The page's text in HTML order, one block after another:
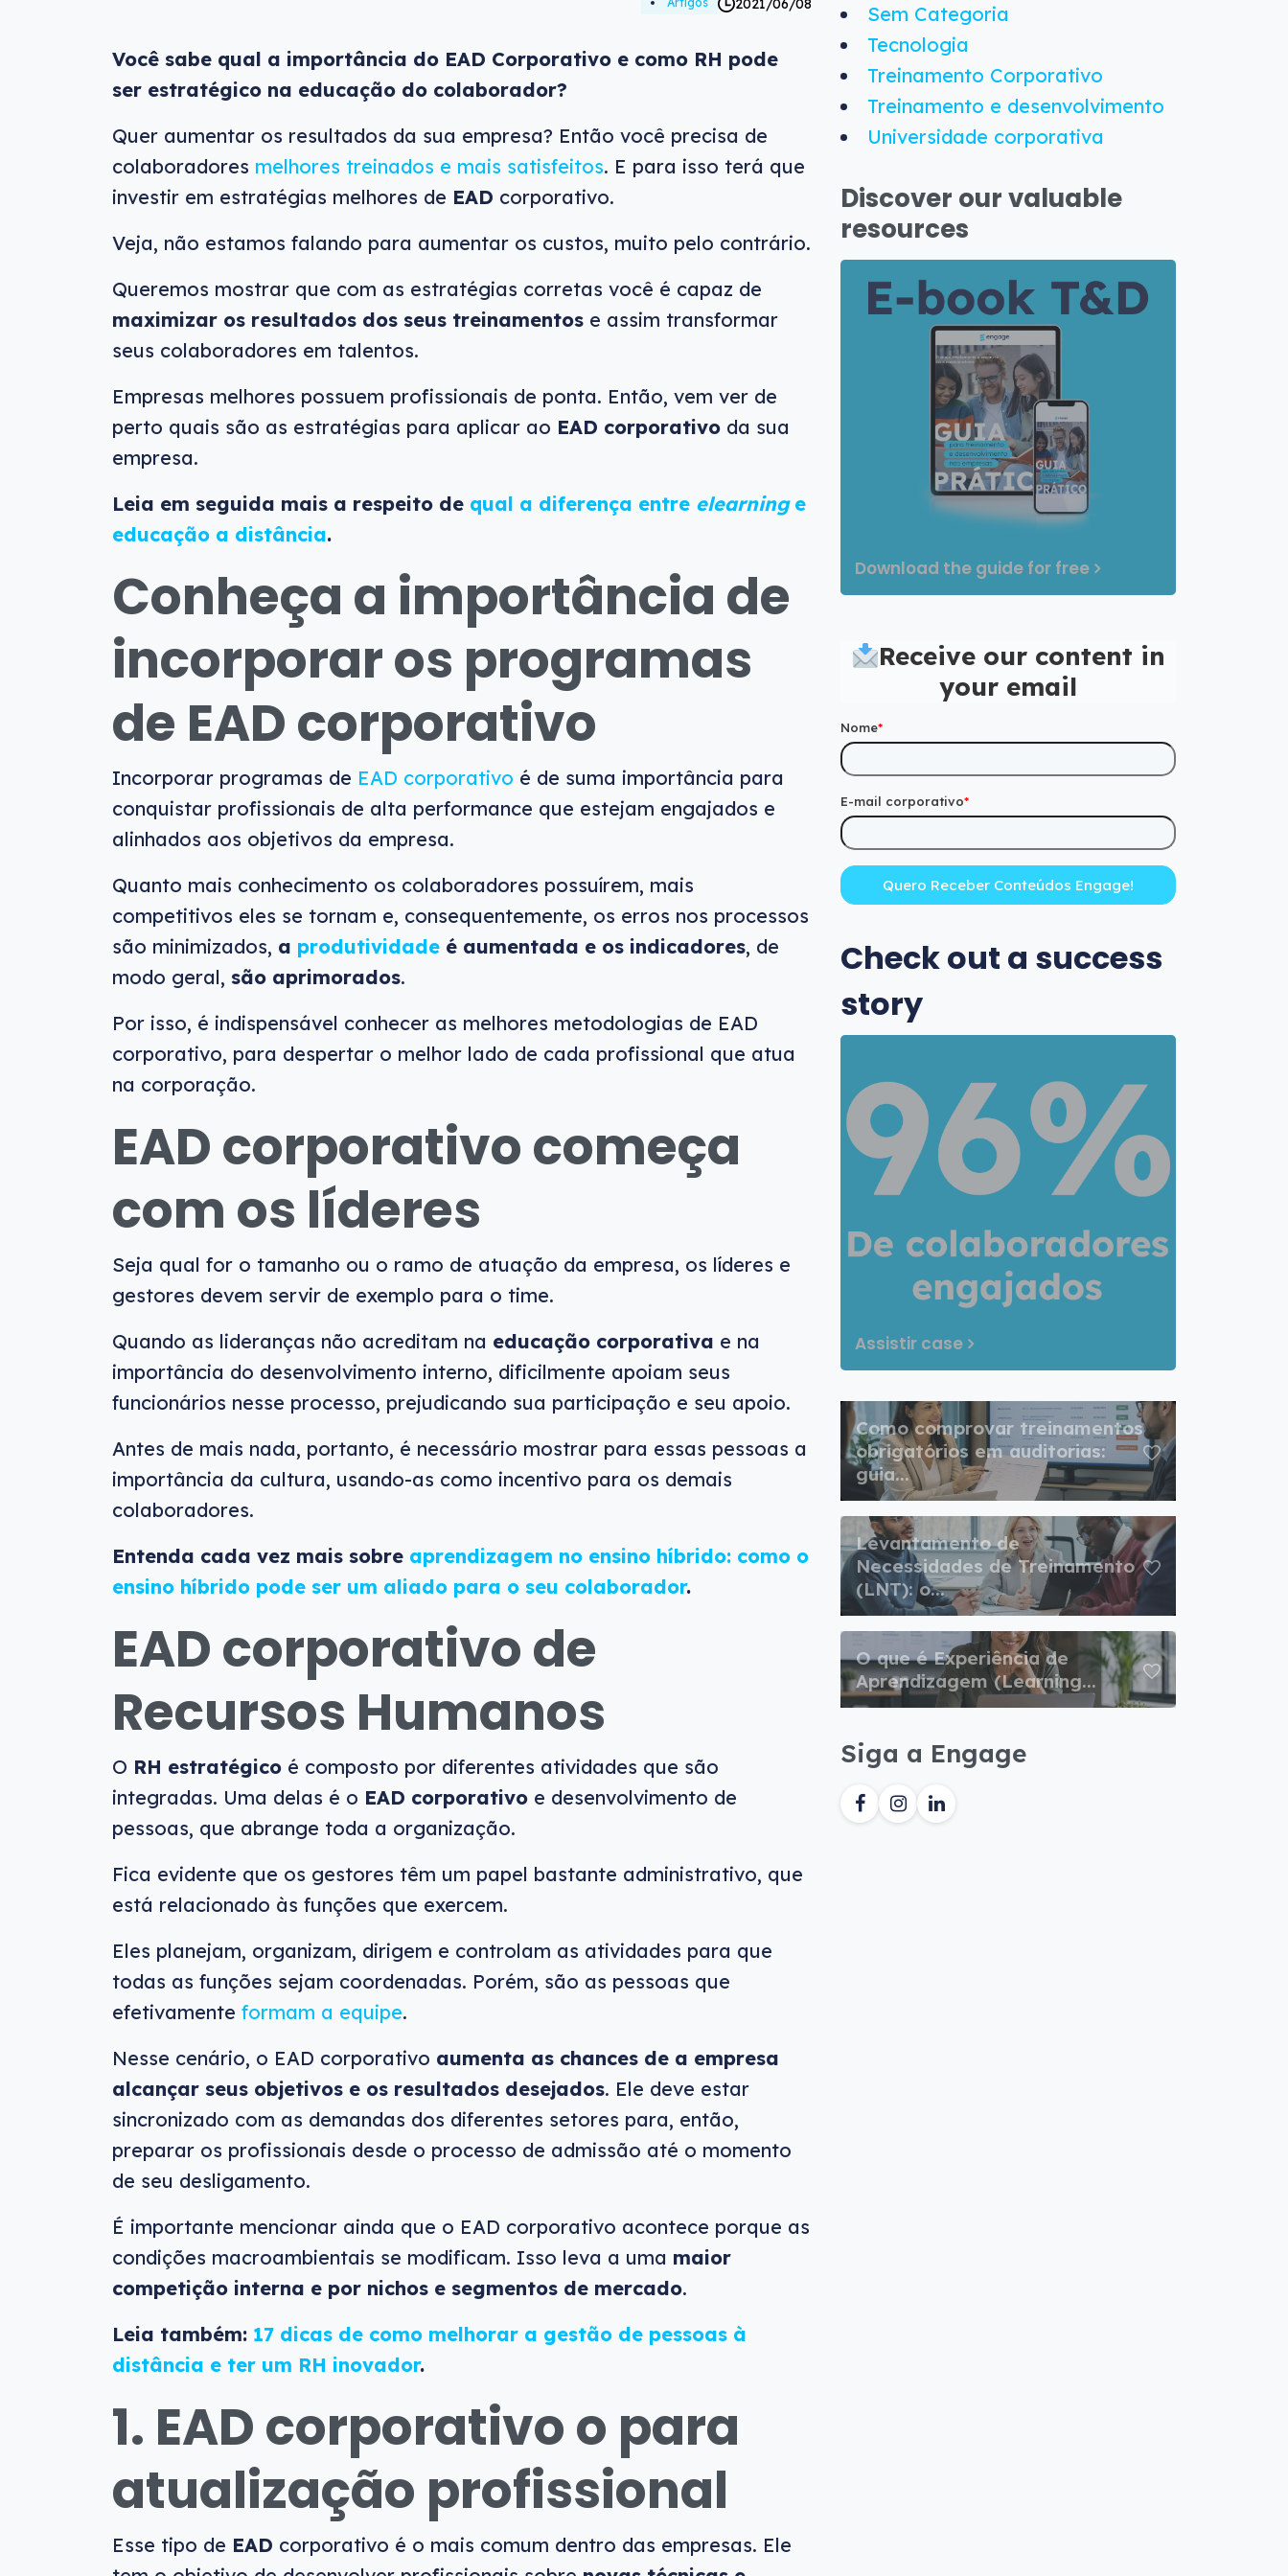
Você sabe qual a importância do EAD Corporativo e como RH pode
ser estratégico na educação do colaborador?
Quer aumentar os resultados da sua empresa? Então você precisa de
colaboradores melhores treinados e mais satisfeitos. E para isso terá que
investir em estratégias melhores de EAD corporativo.
Veja, não estamos falando para aumentar os custos, muito pelo contrário.
Queremos mostrar que com as estratégias corretas você é capaz de
maximizar os resultados dos seus treinamentos e assim transformar
seus colaboradores em talentos.
Empresas melhores possuem profissionais de ponta. Então, vem ver de
perto quais são as estratégias para aplicar ao EAD corporativo da sua
empresa.
Leia em seguida mais a respeito de qual a diferença entre elearning e
educação a distância.
Conheça a importância de
incorporar os programas
de EAD corporativo
Incorporar programas de EAD corporativo é de suma importância para
conquistar profissionais de alta performance que estejam engajados e
alinhados aos objetivos da empresa.
Quanto mais conhecimento os colaboradores possuírem, mais
competitivos eles se tornam e, consequentemente, os erros nos processos
são minimizados, a produtividade é aumentada e os indicadores, de
modo geral, são aprimorados.
Por isso, é indispensável conhecer as melhores metodologias de EAD
corporativo, para despertar o melhor lado de cada profissional que atua
na corporação.
EAD corporativo começa
com os líderes
Seja qual for o tamanho ou o ramo de atuação da empresa, os líderes e
gestores devem servir de exemplo para o time.
Quando as lideranças não acreditam na educação corporativa e na
importância do desenvolvimento interno, dificilmente apoiam seus
funcionários nesse processo, prejudicando sua participação e seu apoio.
Antes de mais nada, portanto, é necessário mostrar para essas pessoas a
importância da cultura, usando-as como incentivo para os demais
colaboradores.
Entenda cada vez mais sobre aprendizagem no ensino híbrido: como o
ensino híbrido pode ser um aliado para o seu colaborador.
EAD corporativo de
Recursos Humanos
O RH estratégico é composto por diferentes atividades que são
integradas. Uma delas é o EAD corporativo e desenvolvimento de
pessoas, que abrange toda a organização.
Fica evidente que os gestores têm um papel bastante administrativo, que
está relacionado às funções que exercem.
Eles planejam, organizam, dirigem e controlam as atividades para que
todas as funções sejam coordenadas. Porém, são as pessoas que
efetivamente formam a equipe.
Nesse cenário, o EAD corporativo aumenta as chances de a empresa
alcançar seus objetivos e os resultados desejados. Ele deve estar
sincronizado com as demandas dos diferentes setores para, então,
preparar os profissionais desde o processo de admissão até o momento
de seu desligamento.
É importante mencionar ainda que o EAD corporativo acontece porque as
condições macroambientais se modificam. Isso leva a uma maior
competição interna e por nichos e segmentos de mercado.
Leia também: 17 dicas de como melhorar a gestão de pessoas à
distância e ter um RH inovador.
1. EAD corporativo o para
atualização profissional
Esse tipo de EAD corporativo é o mais comum dentro das empresas. Ele
Sem Categoria
Tecnologia
Treinamento Corporativo
Treinamento e desenvolvimento
Universidade corporativa
Discover our valuable
resources
Download the guide for free
Receive our content in
your email
Nome*
E-mail corporativo*
Check out a success
story
Assistir case
Como comprovar treinamentos
obrigatórios em auditorias:
guia...
Levantamento de
Necessidades de Treinamento
(LNT): o...
O que é Experiência de
Aprendizagem (Learning...
Siga a Engage